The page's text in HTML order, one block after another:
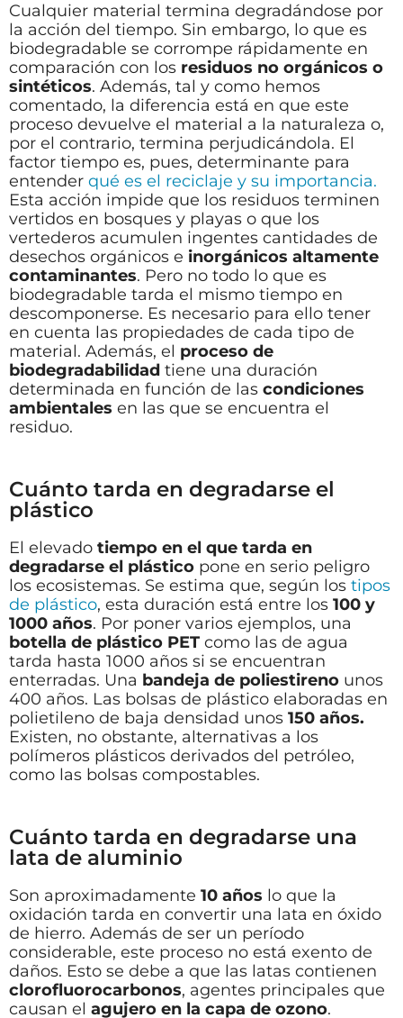
Cualquier material termina degradándose por
la acción del tiempo. Sin embargo, lo que es
biodegradable se corrompe rápidamente en
comparación con los residuos no orgánicos o
sintéticos. Además, tal y como hemos
comentado, la diferencia está en que este
proceso devuelve el material a la naturaleza o,
por el contrario, termina perjudicándola. El
factor tiempo es, pues, determinante para
entender qué es el reciclaje y su importancia.
Esta acción impide que los residuos terminen
vertidos en bosques y playas o que los
vertederos acumulen ingentes cantidades de
desechos orgánicos e inorgánicos altamente
contaminantes. Pero no todo lo que es
biodegradable tarda el mismo tiempo en
descomponerse. Es necesario para ello tener
en cuenta las propiedades de cada tipo de
material. Además, el proceso de
biodegradabilidad tiene una duración
determinada en función de las condiciones
ambientales en las que se encuentra el
residuo.
Cuánto tarda en degradarse el
plástico
El elevado tiempo en el que tarda en
degradarse el plástico pone en serio peligro
los ecosistemas. Se estima que, según los tipos
de plástico, esta duración está entre los 100 y
1000 años. Por poner varios ejemplos, una
botella de plástico PET como las de agua
tarda hasta 1000 años si se encuentran
enterradas. Una bandeja de poliestireno unos
400 años. Las bolsas de plástico elaboradas en
polietileno de baja densidad unos 150 años.
Existen, no obstante, alternativas a los
polímeros plásticos derivados del petróleo,
como las bolsas compostables.
Cuánto tarda en degradarse una
lata de aluminio
Son aproximadamente 10 años lo que la
oxidación tarda en convertir una lata en óxido
de hierro. Además de ser un período
considerable, este proceso no está exento de
daños. Esto se debe a que las latas contienen
clorofluorocarbonos, agentes principales que
causan el agujero en la capa de ozono.